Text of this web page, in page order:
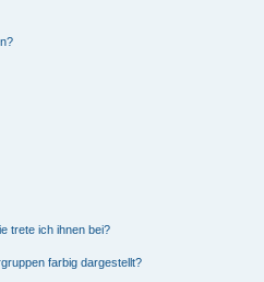
trete ich ihnen bei?
farbig dargestellt?